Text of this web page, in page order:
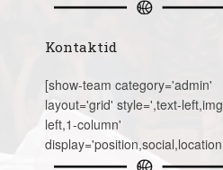
Kontaktid
[show-team category='admin'
layout='grid' style=',text-
left,1-column'